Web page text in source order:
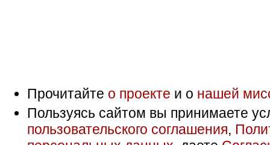
Прочитайте о проекте и о нашей
Пользуясь сайтом вы принимаете
пользовательского соглашения,